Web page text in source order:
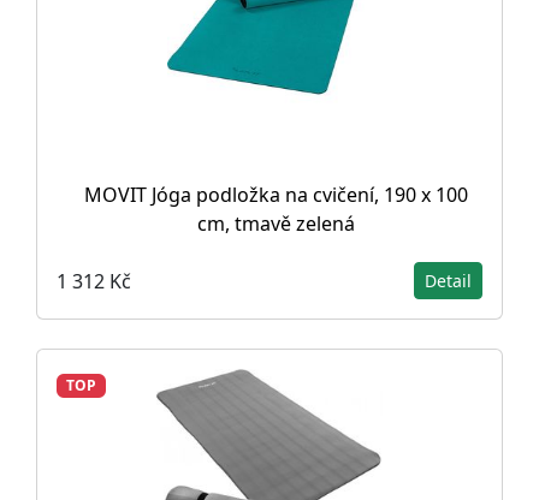
MOVIT Jóga podložka na cvičení, 190 x 100
cm, tmavě zelená
1 312 Kč Detail
TOP